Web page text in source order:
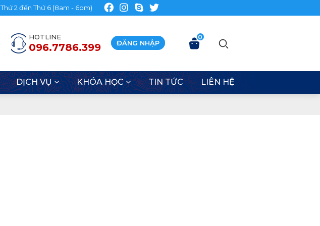
Thứ 2 đến Thứ 6 (8am - 6pm)
HOTLINE
096.7786.399 ĐĂNG NHẬP
0
DỊCH VỤ KHÓA HỌC TIN TỨC LIÊN HỆ